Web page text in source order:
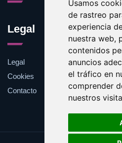
Usamos
de rastreo
experiencia
nuestra web,
contenidos
anuncios
el tráfico en
comprender
nuestros
Legal
Legal
Cookies
Contacto